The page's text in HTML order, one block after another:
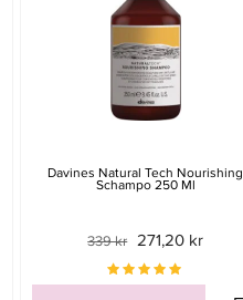
Davines Natural Tech Nourishing
Schampo 250 Ml
339 kr 271,20 kr